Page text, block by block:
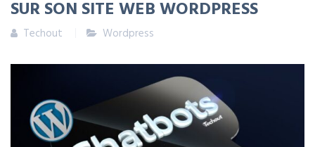
SUR SON SITE WEB WORDPRESS
Techout Wordpress